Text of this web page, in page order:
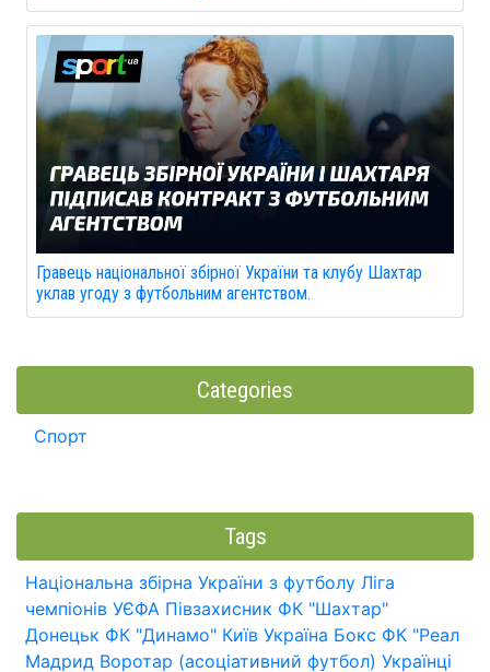
Гравець національної збірної України та клубу Шахтар
уклав угоду з футбольним агентством.
Categories
Спорт
Tags
Національна збірна України з футболу Ліга
чемпіонів УЄФА Півзахисник ФК "Шахтар"
Донецьк ФК "Динамо" Київ Україна Бокс ФК "Реал
Мадрид Воротар (асоціативний футбол) Українці